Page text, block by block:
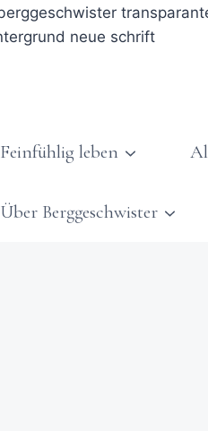
Feinfühlig leben
Über Berggeschwister